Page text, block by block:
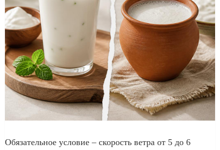
Обязательное условие – скорость ветра от 5 до 6